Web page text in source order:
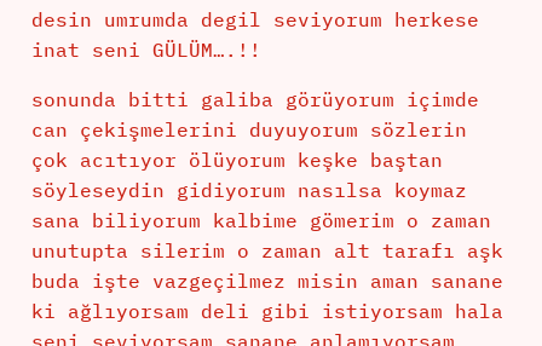
desin umrumda degil seviyorum herkese
inat seni GÜLÜM….!!
sonunda bitti galiba görüyorum içimde
can çekişmelerini duyuyorum sözlerin
çok acıtıyor ölüyorum keşke baştan
söyleseydin gidiyorum nasılsa koymaz
sana biliyorum kalbime gömerim o zaman
unutupta silerim o zaman alt tarafı aşk
buda işte vazgeçilmez misin aman sanane
ki ağlıyorsam deli gibi istiyorsam hala